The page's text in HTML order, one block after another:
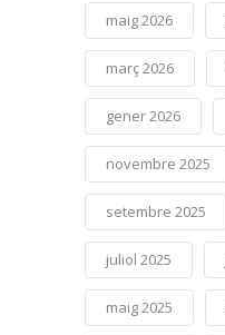
maig 2026
març 2026
gener 2026
novembre 2025
setembre 2025
juliol 2025
maig 2025